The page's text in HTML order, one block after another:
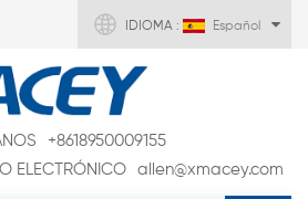
IDIOMA : Español
+8618950009155
ELECTRÓNICO
allen@xmacey.com